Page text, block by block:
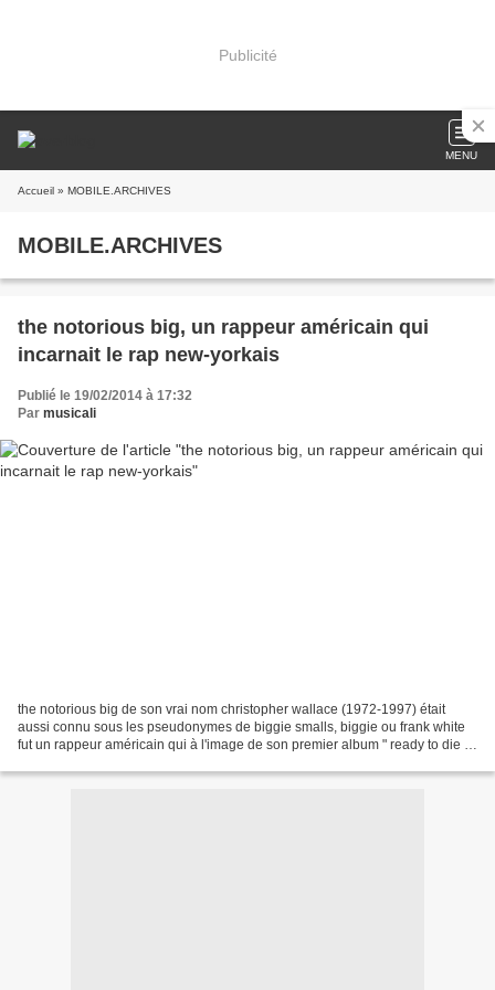
Publicité
MENU
Accueil » MOBILE.ARCHIVES
MOBILE.ARCHIVES
the notorious big, un rappeur américain qui
incarnait le rap new-yorkais
Publié le 19/02/2014 à 17:32
Par musicali
the notorious big de son vrai nom christopher wallace (1972-1997) était
aussi connu sous les pseudonymes de biggie smalls, biggie ou frank white
fut un rappeur américain qui à l'image de son premier album " ready to die "